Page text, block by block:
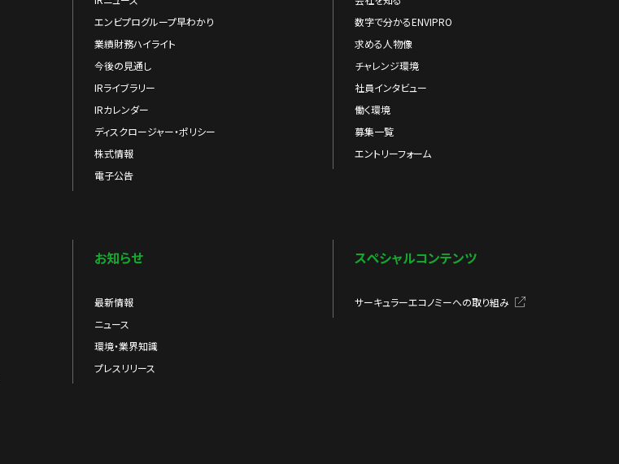
エンビプログループ早わかり
業績財務ハイライト
今後の見通し
IRライブラリー
IRカレンダー
ディスクロージャー・ポリシー
株式情報
電子公告
数字で分かるENVIPRO
求める人物像
チャレンジ環境
社員インタビュー
働く環境
募集一覧
エントリーフォーム
お知らせ
最新情報
ニュース
環境・業界知識
プレスリリース
スペシャルコンテンツ
サーキュラーエコノミーへの取り組み